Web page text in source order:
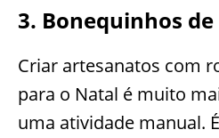
3. Bonequinhos
Criar artesanatos com
para o Natal é muito
uma atividade manual.